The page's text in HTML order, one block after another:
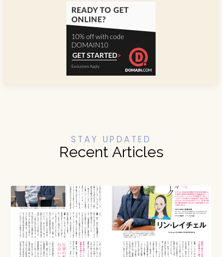
STAY UPDATED
Recent Articles